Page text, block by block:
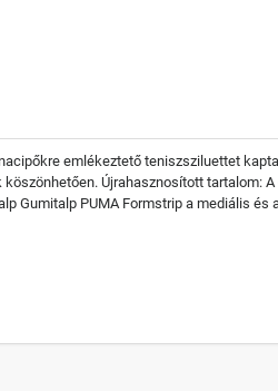
emlékeztető teniszsziluettet
Újrahasznosított tartalom:
Gumitalp PUMA Formstrip a mediális és